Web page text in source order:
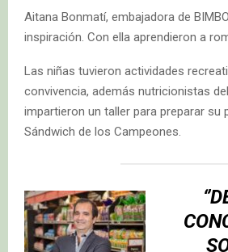
Aitana Bonmatí, embajadora de
inspiración. Con ella aprendieron a
Las niñas tuvieron actividades
convivencia, además nutricionistas
impartieron un taller para preparar su
Sándwich de los Campeones.